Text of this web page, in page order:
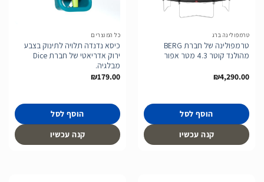
טרמפולינה ברג
טרמפולינה של חברת BERG
מהולנד קוטר 4.3 מטר אפור
₪4,290.00
הוסף לסל
קנה עכשיו
כל המוצרים
כיסא נדנדה תלויה לתינוק בצבע
ירוק אדריאטי של חברת Dice
מבלגיה.
₪179.00
הוסף לסל
קנה עכשיו